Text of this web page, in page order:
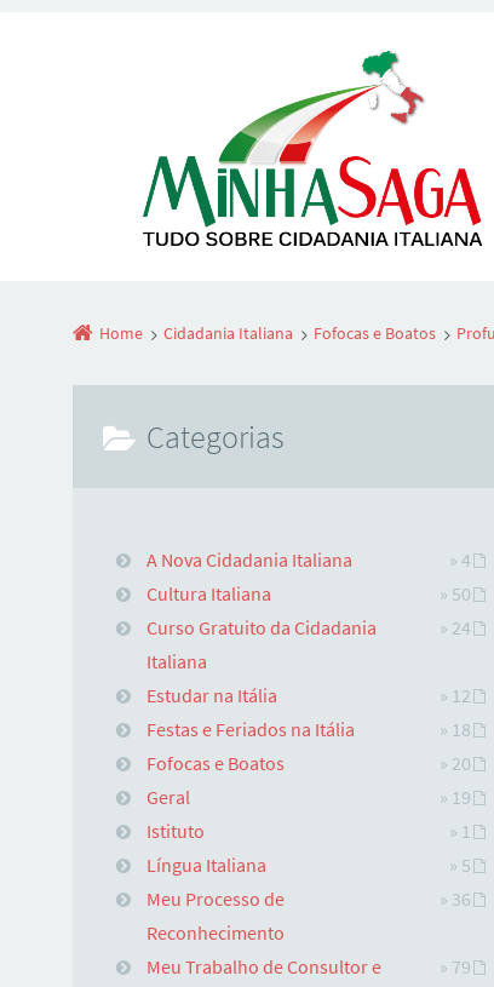
Home Cidadania Italiana Fofocas e Boatos
Categorias
A Nova Cidadania Italiana
» 4
Cultura Italiana
» 50
Curso Gratuito da Cidadania
Italiana
» 24
Estudar na Itália
» 12
Festas e Feriados na Itália
» 18
Fofocas e Boatos
» 20
Geral
» 19
Istituto
» 1
Língua Italiana
» 5
Meu Processo de
Reconhecimento
» 36
Meu Trabalho de Consultor e
» 79